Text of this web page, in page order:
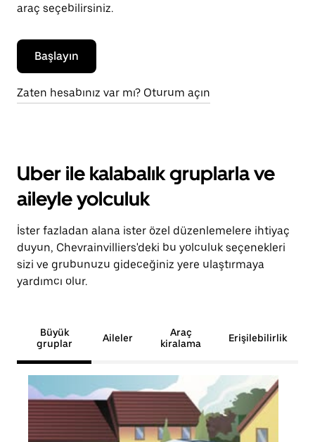
araç seçebilirsiniz.
Başlayın
Zaten hesabınız var mı? Oturum açın
Uber ile kalabalık gruplarla ve
aileyle yolculuk
İster fazladan alana ister özel düzenlemelere ihtiyaç
duyun, Chevrainvilliers'deki bu yolculuk seçenekleri
sizi ve grubunuzu gideceğiniz yere ulaştırmaya
yardımcı olur.
Büyük
gruplar
Aileler
Araç
kiralama
Erişilebilirlik